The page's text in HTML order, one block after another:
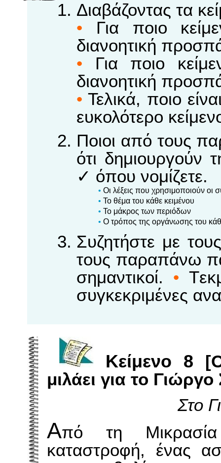
Διαβάζοντας τα
• Για ποιο
διανοητική
• Για ποιο
διανοητική
• Τελικά, ποιο
ευκολότερο
Ποιοι από τους
ότι δημιουργούν
✓ όπου νομίζετε.
• Οι λέξεις που χρησιμοποιούν οι
• Το θέμα του κάθε κειμένου
• Το μάκρος των περιόδων
• Ο τρόπος της οργάνωσης του
Συζητήστε με
τους παραπάνω
σημαντικοί. •
συγκεκριμένες
Kείμενο 8
μιλάει για το
Στο
Από τη
καταστροφή, ένας